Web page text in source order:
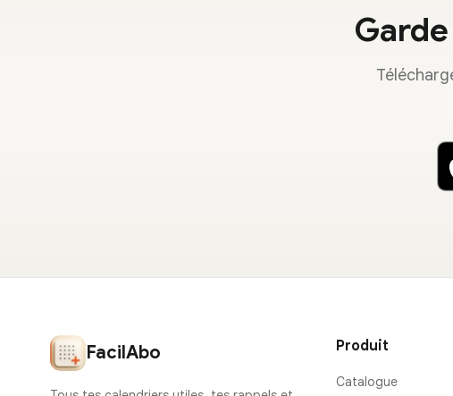
FacilAbo Produit
Catalogue